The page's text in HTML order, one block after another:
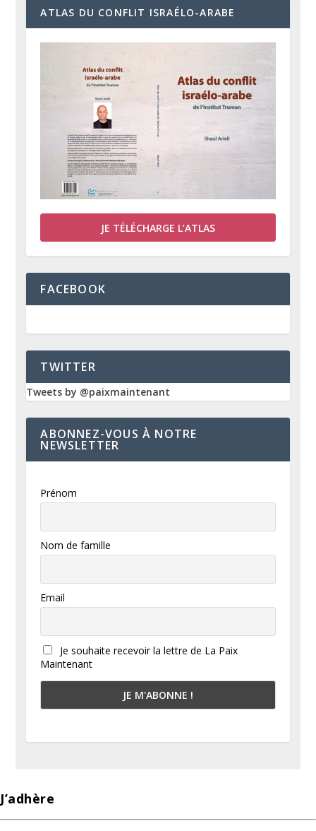
ATLAS DU CONFLIT ISRAÉLO-ARABE
JE TÉLÉCHARGE L’ATLAS
FACEBOOK
TWITTER
Tweets by @paixmaintenant
ABONNEZ-VOUS À NOTRE
NEWSLETTER
Prénom
Nom de famille
Email
Je souhaite recevoir la lettre de La Paix
Maintenant
J’adhère